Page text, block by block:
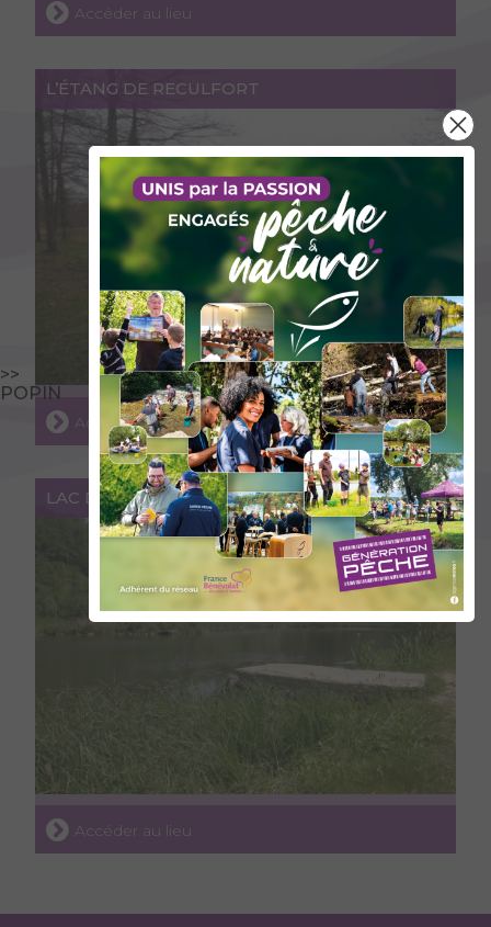
>>
POPIN
Accéder au lieu
L’ÉTANG DE RECULFORT
Accéder au lieu
LAC DE LA PISSEROTTE
Accéder au lieu